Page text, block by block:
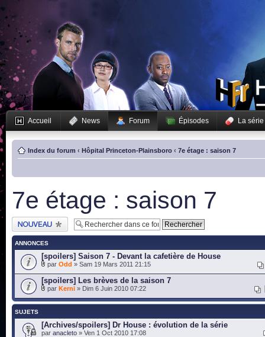
Accueil News Forum Épisodes La série
Index du forum ‹ Hôpital Princeton-Plainsboro ‹ 7e étage : saison 7
7e étage : saison 7
Publier un nouveau
sujet
ANNONCES
[spoilers] Saison 7 - Devant la cafetière de House
par Odd » Sam 19 Mars 2011 21:15
[spoilers] Les brèves de la saison 7
par Kerni » Dim 6 Juin 2010 07:22
SUJETS
[Archives/spoilers] Dr House : évolution de la série
par anacleto » Ven 1 Oct 2010 17:08